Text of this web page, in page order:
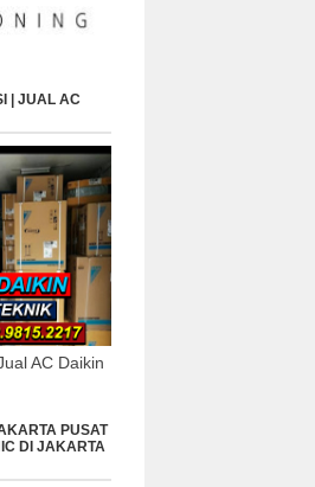
| JUAL AC
AC Daikin
PUSAT
DI JAKARTA